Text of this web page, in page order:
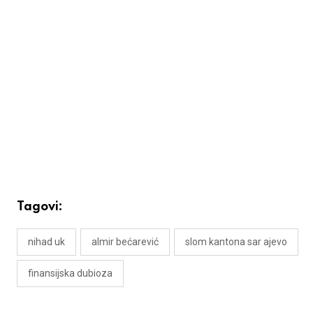
Tagovi:
nihad uk almir bećarević slom kantona sar ajevo
finansijska dubioza